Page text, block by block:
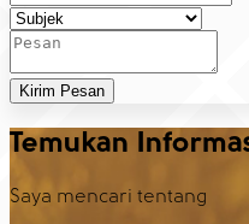
Kirim Pesan
Temukan
Saya mencari tentang